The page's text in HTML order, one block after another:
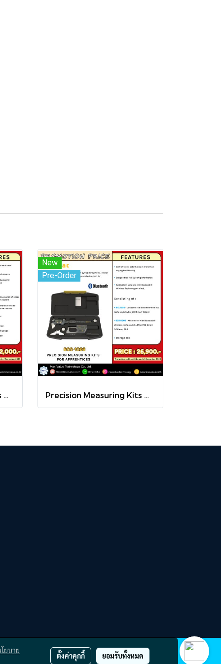
Precision Measuring Kits MODEL 800-1126
New
Pre-Order
Precision Measuring Kits MODEL 800-1026
ยบาย
ตั้งค่าคุกกี้ ยอมรับทั้งหมด